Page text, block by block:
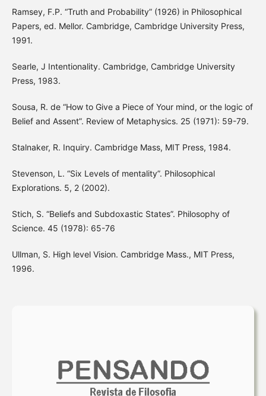
Ramsey, F.P. “Truth and Probability” (1926) in Philosophical
Papers, ed. Mellor. Cambridge, Cambridge University Press,
1991.
Searle, J Intentionality. Cambridge, Cambridge University
Press, 1983.
Sousa, R. de “How to Give a Piece of Your mind, or the logic of
Belief and Assent”. Review of Metaphysics. 25 (1971): 59-79.
Stalnaker, R. Inquiry. Cambridge Mass, MIT Press, 1984.
Stevenson, L. “Six Levels of mentality”. Philosophical
Explorations. 5, 2 (2002).
Stich, S. “Beliefs and Subdoxastic States”. Philosophy of
Science. 45 (1978): 65-76
Ullman, S. High level Vision. Cambridge Mass., MIT Press,
1996.